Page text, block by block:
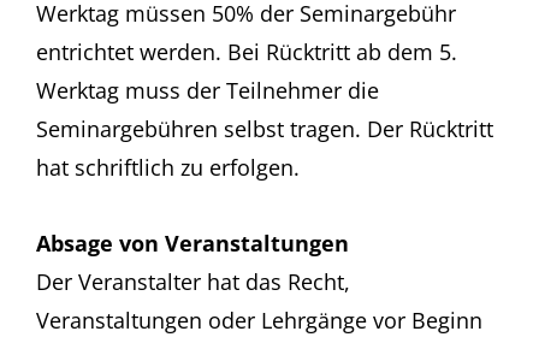
Werktag müssen 50% der Seminargebühr
entrichtet werden. Bei Rücktritt ab dem 5.
Werktag muss der Teilnehmer die
Seminargebühren selbst tragen. Der Rücktritt
hat schriftlich zu erfolgen.
Absage von Veranstaltungen
Der Veranstalter hat das Recht,
Veranstaltungen oder Lehrgänge vor Beginn